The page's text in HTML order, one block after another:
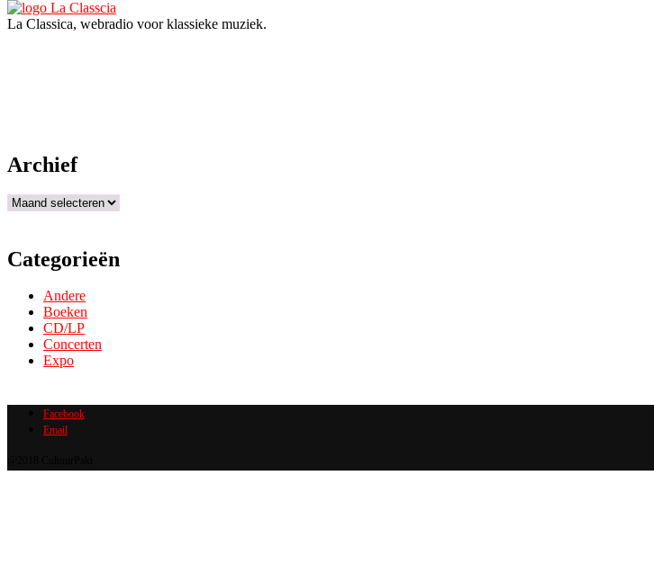
La Classica, webradio voor klassieke muziek.
Archief
Archief
Categorieën
Andere
Boeken
CD/LP
Concerten
Expo
Facebook
Email